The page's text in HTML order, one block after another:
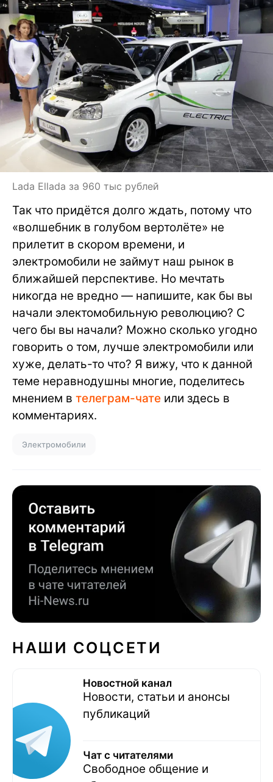
Lada Ellada за 960 тыс рублей
Так что придётся долго ждать, потому что
«волшебник в голубом вертолёте» не
прилетит в скором времени, и
электромобили не займут наш рынок в
ближайшей перспективе. Но мечтать
никогда не вредно — напишите, как бы вы
начали электомобильную революцию? С
чего бы вы начали? Можно сколько угодно
говорить о том, лучше электромобили или
хуже, делать-то что? Я вижу, что к данной
теме неравнодушны многие, поделитесь
мнением в телеграм-чате или здесь в
комментариях.
Электромобили
НАШИ СОЦСЕТИ
Новостной канал
Новости, статьи и анонсы
публикаций
Чат с читателями
Свободное общение и